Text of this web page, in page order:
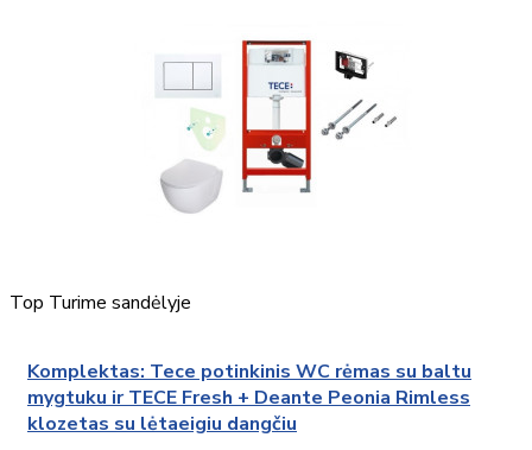
Top Turime sandėlyje
Komplektas: Tece potinkinis WC rėmas su baltu
mygtuku ir TECE Fresh + Deante Peonia Rimless
klozetas su lėtaeigiu dangčiu